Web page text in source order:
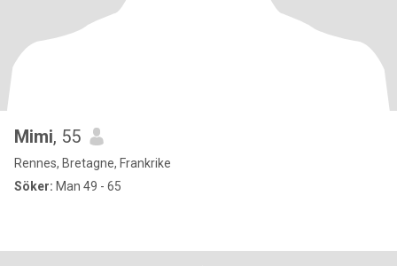
Mimi, 55
Rennes, Bretagne, Frankrike
Söker: Man 49 - 65